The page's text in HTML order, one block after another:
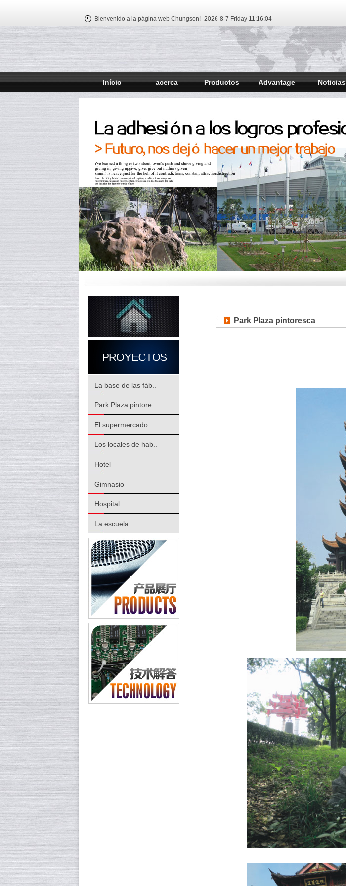
Bienvenido a la página web Chungson!- 2026-8-7 Friday 11:16:06
Início acerca Productos Advantage Noticias
La base de las fáb..
Park Plaza pintore..
El supermercado
Los locales de hab..
Hotel
Gimnasio
Hospital
La escuela
Park Plaza pintoresca